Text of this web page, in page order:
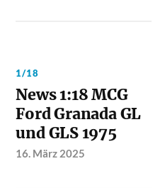
1/18
News 1:18 MCG
Ford Granada GL
und GLS 1975
16. März 2025